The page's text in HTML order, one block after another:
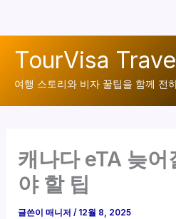
TourVisa
여행 스토리와 비자 꿀팁을 함께 전
캐나다 eTA 늦어
야 할 팁
글쓴이매니저/ 12월 8, 2025